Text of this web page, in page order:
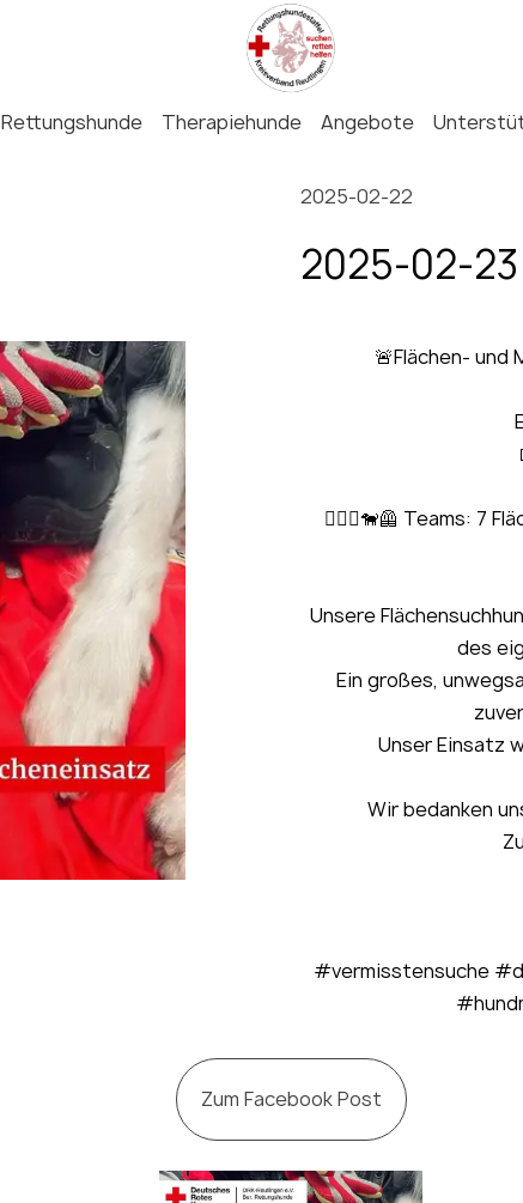
Rettungshunde Therapiehunde Angebote
2025-02-22
2025-02-
🚨Flächen- und
🏃🏻‍♀️🐕‍🦺 Teams: 7
Unsere
des
Ein großes,
Unser Einsatz
Wir bedanken
#vermisstensuche
Zum Facebook Post